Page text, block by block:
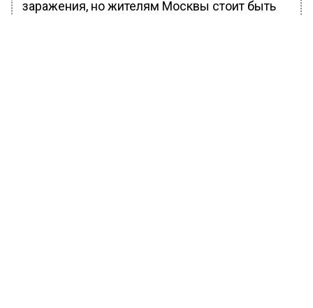
заражения, но жителям Москвы стоит быть